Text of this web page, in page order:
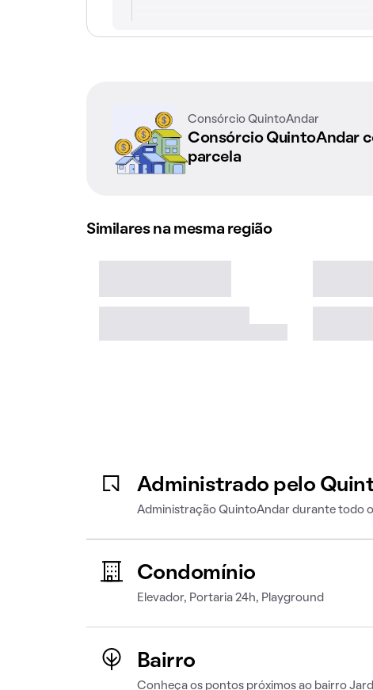
Consórcio QuintoAndar
Consórcio QuintoAndar
parcela
Similares na mesma região
Administrado pelo
Administração QuintoAndar durante todo
Condomínio
Elevador, Portaria 24h, Playground
Bairro
Conheça os pontos próximos ao bairro